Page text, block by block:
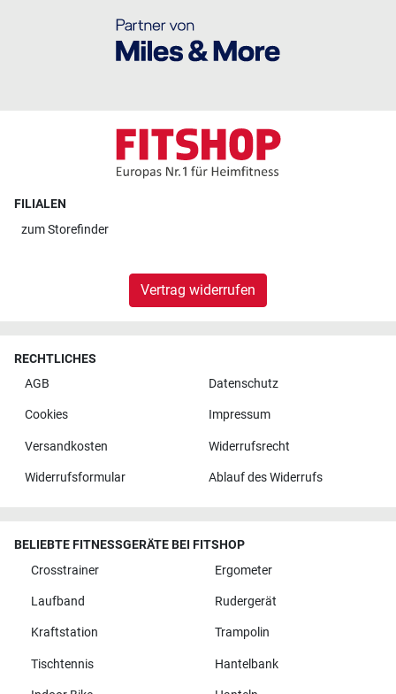
FILIALEN
zumStorefinder
Vertrag widerrufen
RECHTLICHES
AGB
Datenschutz
Cookies Impressum
Versandkosten Widerrufsrecht
Widerrufsformular Ablauf des Widerrufs
BELIEBTE FITNESSGERÄTE BEI FITSHOP
Crosstrainer
Ergometer
Laufband Rudergerät
Kraftstation Trampolin
Tischtennis Hantelbank